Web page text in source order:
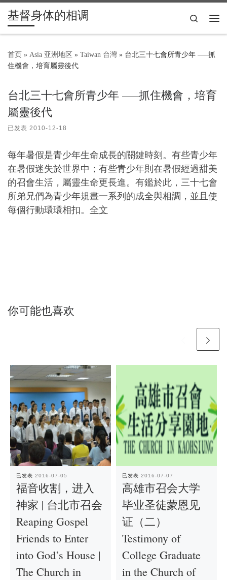
Skip to content
基督身体的相调
Search
首页 » Asia 亚洲地区 » Taiwan 台灣 » 台北三十七會所青少年 —–抓
住機會，培育屬靈後代
台北三十七會所青少年 —–抓住機會，培育
屬靈後代
已发表 2010-12-18
每年暑假是青少年生命成長的關鍵時刻。有些青少年
在暑假迷失於世界中；有些青少年則在暑假經過甜美
的召會生活，屬靈生命更長進。有鑑於此，三十七會
所弟兄們為青少年規畫一系列的成全與相調，並且使
每個行動環環相扣。 全文
你可能也喜欢
已发表 2016-07-05
福音收割，进入
神家 | 台北市召会
Reaping Gospel
Friends to Enter
into God’s House |
The Church in
已发表 2016-07-07
高雄市召会大学
毕业圣徒蒙恩见
证（二）
Testimony of
College Graduate
in the Church of